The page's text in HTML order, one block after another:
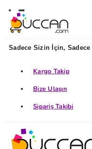
Sadece Sizin İçin, Sadece
Kargo Takip
Bize Ulaşın
Sipariş Takibi